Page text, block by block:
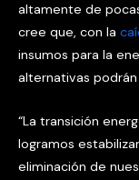
altamente de
cree que, con la
insumos para la
alternativas
“La transición
logramos
eliminación de